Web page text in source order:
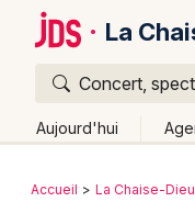
Concert,
Aujourd'hui
Publier un
Retour
Accueil La Chaise-Dieu
Quoi ?
Où ?